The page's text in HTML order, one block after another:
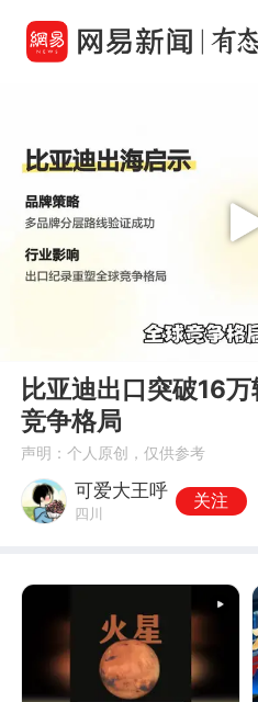
比亚迪出口突破16
竞争格局
声明：个人原创，仅供参考
可爱大王呼
四川
关注